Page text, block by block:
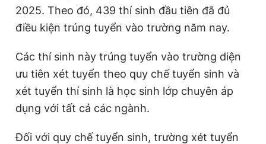
Đặt báo RSS Tòa soạn
Phó tổng biên tập thường trực: Hải Thành
Phó tổng biên tập: Lâm Hiếu Dũng
Phó tổng biên tập: Trần Việt Hưng
Tổng thư ký tòa soạn: Đức Trung
Giấy phép xuất bản số 110/GP - BTTTT cấp ngày 24.3.2020
© 2003-2026 Bản quyền thuộc về Báo Thanh Niên. Cấm sao
bản. Phát triển bởi ePi Technologies, JSC.
2025. Theo đó, 439 thí sinh đầu tiên đã đủ
điều kiện trúng tuyển vào trường năm nay.
Các thí sinh này trúng tuyển vào trường diện
ưu tiên xét tuyển theo quy chế tuyển sinh và
xét tuyển thí sinh là học sinh lớp chuyên áp
dụng với tất cả các ngành.
Đối với quy chế tuyển sinh, trường xét tuyển